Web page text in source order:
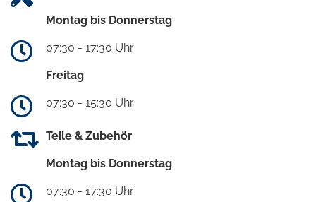
Montag bis Donnerstag
07:30 - 17:30 Uhr
Freitag
07:30 - 15:30 Uhr
Teile & Zubehör
Montag bis Donnerstag
07:30 - 17:30 Uhr